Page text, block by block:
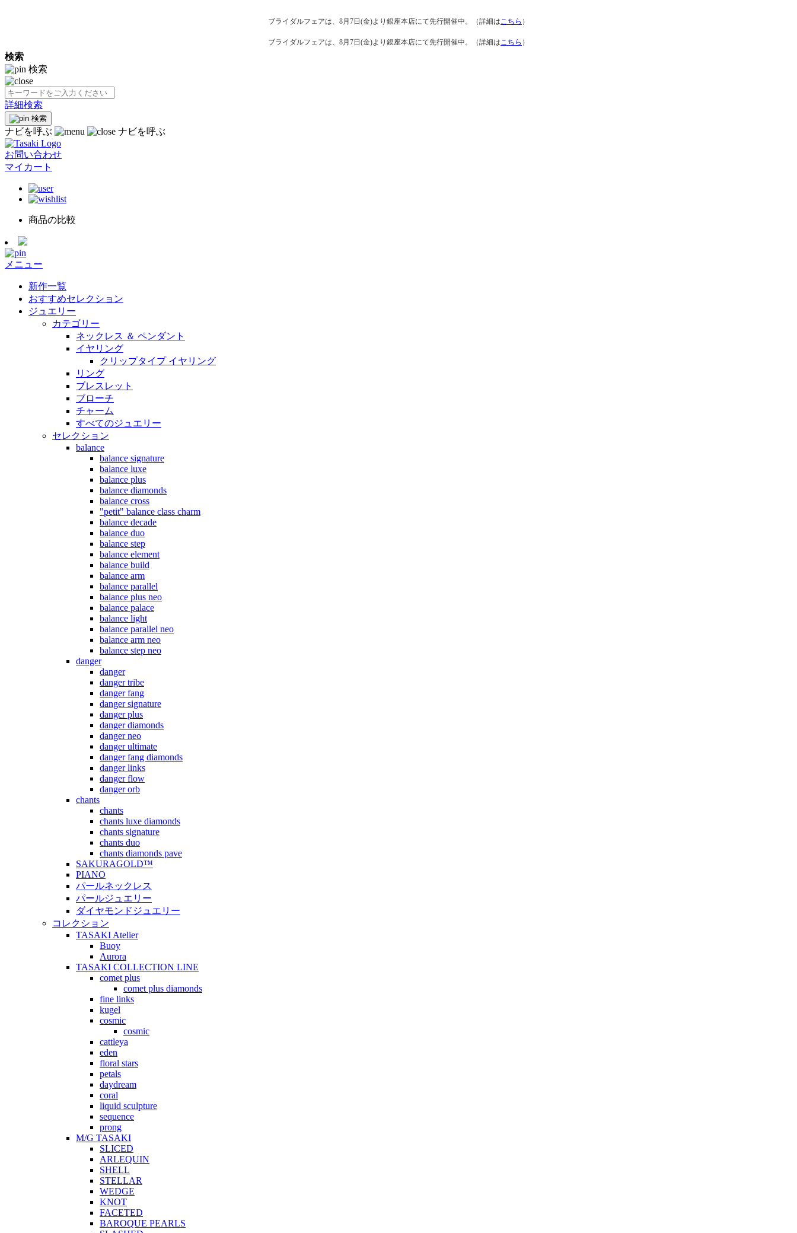
ブライダルフェアは、8月7日(金)より銀座本店にて先行開催中。（詳細はこちら ）
ブライダルフェアは、8月7日(金)より銀座本店にて先行開催中。（詳細はこちら ）
検索
検索
詳細検索
検索
ナビを呼ぶ ナビを呼ぶ
お問い合わせ
マイカート
商品の比較
メニュー
新作一覧
おすすめセレクション
ジュエリー
カテゴリー
ネックレス ＆ ペンダント
イヤリング
クリップタイプ イヤリング
リング
ブレスレット
ブローチ
チャーム
すべてのジュエリー
セレクション
balance
balance signature
balance luxe
balance plus
balance diamonds
balance cross
"petit" balance class charm
balance decade
balance duo
balance step
balance element
balance build
balance arm
balance parallel
balance plus neo
balance palace
balance light
balance parallel neo
balance arm neo
balance step neo
danger
danger
danger tribe
danger fang
danger signature
danger plus
danger diamonds
danger neo
danger ultimate
danger fang diamonds
danger links
danger flow
danger orb
chants
chants
chants luxe diamonds
chants signature
chants duo
chants diamonds pave
SAKURAGOLD™
PIANO
パールネックレス
パールジュエリー
ダイヤモンドジュエリー
コレクション
TASAKI Atelier
Buoy
Aurora
TASAKI COLLECTION LINE
comet plus
comet plus diamonds
fine links
kugel
cosmic
cosmic
cattleya
eden
floral stars
petals
daydream
coral
liquid sculpture
sequence
prong
M/G TASAKI
SLICED
ARLEQUIN
SHELL
STELLAR
WEDGE
KNOT
FACETED
BAROQUE PEARLS